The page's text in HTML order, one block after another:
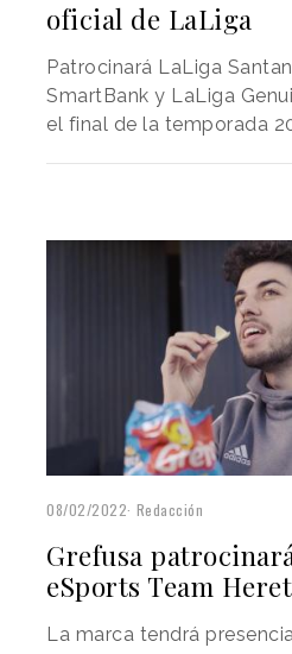
oficial de LaLiga
Patrocinará LaLiga
SmartBank y LaLiga
el final de la temporada
08/02/2022 Redacción
Grefusa
eSports Team
La marca tendrá